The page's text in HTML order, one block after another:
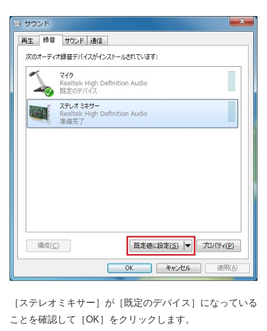
［ステレオミキサー］が［既定のデバイス］になっている
ことを確認して［OK］をクリックします。